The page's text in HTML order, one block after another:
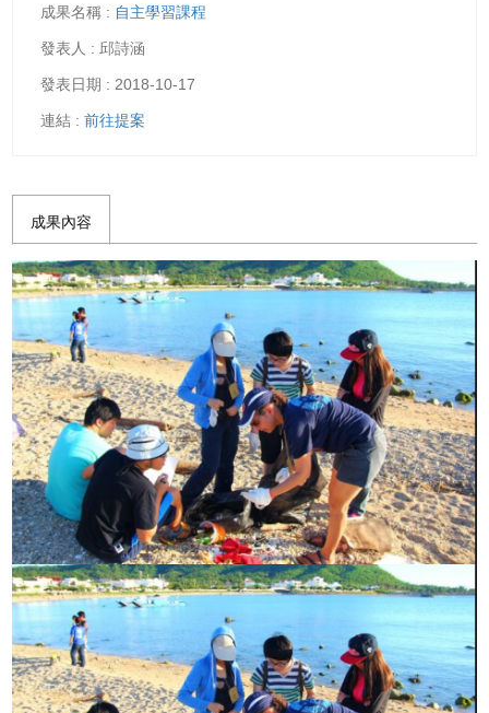
自主學習課程
邱詩涵
2018-10-17
前往提案
成果內容